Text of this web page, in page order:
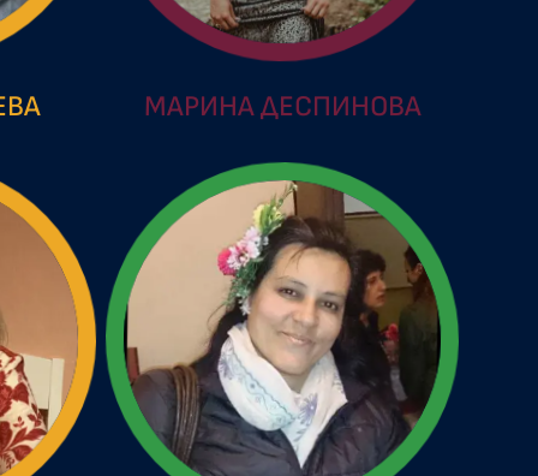
МАРИНА ДЕСПИНОВА